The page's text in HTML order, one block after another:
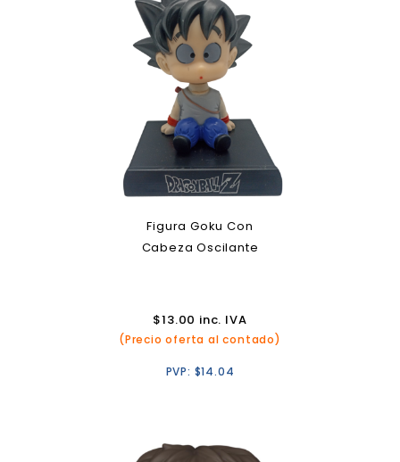
Figura Goku Con
Cabeza Oscilante
$13.00 inc. IVA
(Precio oferta al contado)
PVP: $14.04